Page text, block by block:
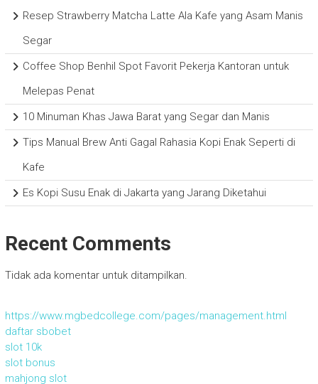
Resep Strawberry Matcha Latte Ala Kafe yang Asam Manis
Segar
Coffee Shop Benhil Spot Favorit Pekerja Kantoran untuk
Melepas Penat
10 Minuman Khas Jawa Barat yang Segar dan Manis
Tips Manual Brew Anti Gagal Rahasia Kopi Enak Seperti di
Kafe
Es Kopi Susu Enak di Jakarta yang Jarang Diketahui
Recent Comments
Tidak ada komentar untuk ditampilkan.
https://www.mgbedcollege.com/pages/management.html
daftar sbobet
slot 10k
slot bonus
mahjong slot